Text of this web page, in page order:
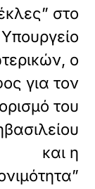
στο
Υπουργείο
ο
για τον
του
και η